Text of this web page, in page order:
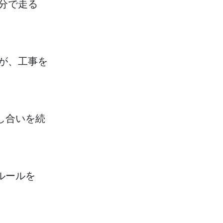
で走る
、 工事を
合いを続
ールを